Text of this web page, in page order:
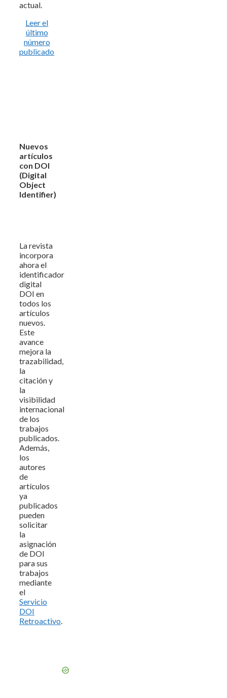
actual.
Leer el
último
número
publicado
Nuevos
artículos
con DOI
(Digital
Object
Identifier)
La revista
incorpora
ahora el
identificador
digital
DOI en
todos los
artículos
nuevos.
Este
avance
mejora la
trazabilidad,
la
citación y
la
visibilidad
internacional
de los
trabajos
publicados.
Además,
los
autores
de
artículos
ya
publicados
pueden
solicitar
la
asignación
de DOI
para sus
trabajos
mediante
el
Servicio
DOI
Retroactivo